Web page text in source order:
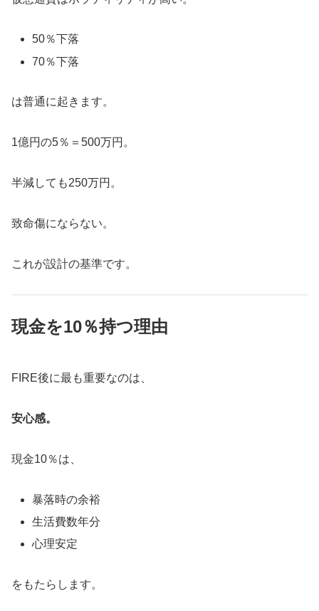
50％下落
70％下落
は普通に起きます。
1億円の5％＝500万円。
半減しても250万円。
致命傷にならない。
これが設計の基準です。
現金を10％持つ理由
FIRE後に最も重要なのは、
安心感。
現金10％は、
暴落時の余裕
生活費数年分
心理安定
をもたらします。